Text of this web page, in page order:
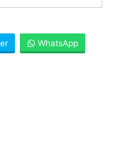
WhatsApp